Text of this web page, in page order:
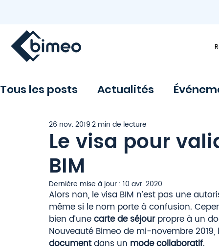
Tous les posts Actualités
Le visa pour
BIM
26 nov. 20192 min de lecture
Dernière mise à jour : 10 avr. 2020
Alors non, le visa BIM n’est pas une
même si le nom porte à confusion.
bien d’une carte de séjour propre à un
Nouveauté Bimeo de mi-novembre
document dans un mode collaboratif.